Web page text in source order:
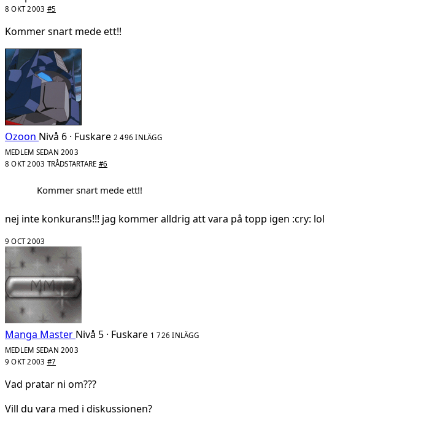
8 OKT 2003 #5
Kommer snart mede ett!!
Ozoon Nivå 6 · Fuskare 2 496 INLÄGG
MEDLEM SEDAN 2003
8 OKT 2003 TRÅDSTARTARE #6
Kommer snart mede ett!!
nej inte konkurans!!! jag kommer alldrig att vara på topp igen :cry: lol
9 OCT 2003
Manga Master Nivå 5 · Fuskare 1 726 INLÄGG
MEDLEM SEDAN 2003
9 OKT 2003 #7
Vad pratar ni om???
Vill du vara med i diskussionen?